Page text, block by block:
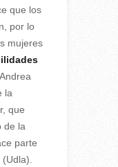
que los
por lo
mujeres
la
que
de la
parte